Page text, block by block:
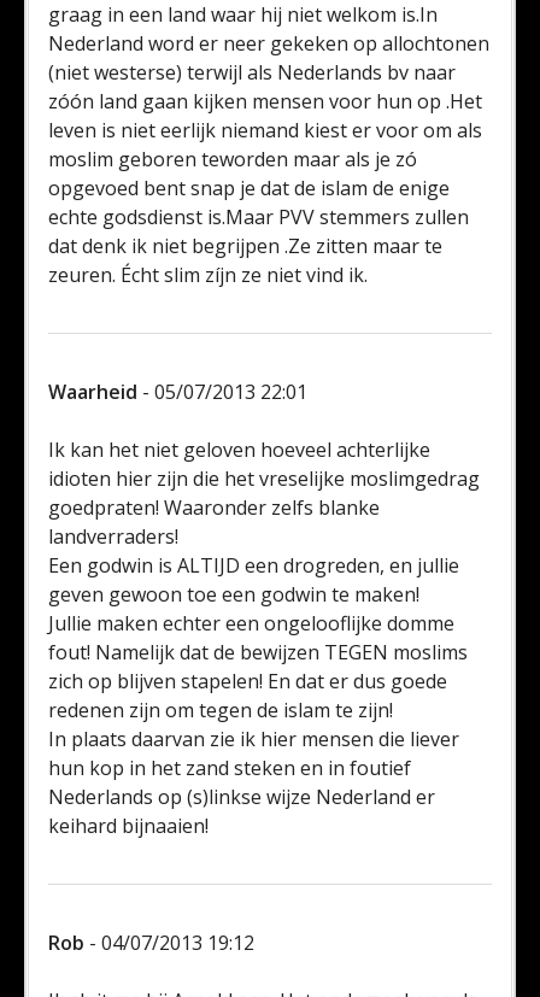
graag in een land waar hij niet welkom is.In
Nederland word er neer gekeken op allochtonen
(niet westerse) terwijl als Nederlands bv naar
zóón land gaan kijken mensen voor hun op .Het
leven is niet eerlijk niemand kiest er voor om als
moslim geboren teworden maar als je zó
opgevoed bent snap je dat de islam de enige
echte godsdienst is.Maar PVV stemmers zullen
dat denk ik niet begrijpen .Ze zitten maar te
zeuren. Écht slim zíjn ze niet vind ik.
Waarheid - 05/07/2013 22:01
Ik kan het niet geloven hoeveel achterlijke
idioten hier zijn die het vreselijke moslimgedrag
goedpraten! Waaronder zelfs blanke
landverraders!
Een godwin is ALTIJD een drogreden, en jullie
geven gewoon toe een godwin te maken!
Jullie maken echter een ongelooflijke domme
fout! Namelijk dat de bewijzen TEGEN moslims
zich op blijven stapelen! En dat er dus goede
redenen zijn om tegen de islam te zijn!
In plaats daarvan zie ik hier mensen die liever
hun kop in het zand steken en in foutief
Nederlands op (s)linkse wijze Nederland er
keihard bijnaaien!
Rob - 04/07/2013 19:12